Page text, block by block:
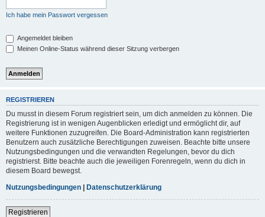
Ich habe mein Passwort vergessen
Angemeldet bleiben
Meinen Online-Status während dieser Sitzung verbergen
REGISTRIEREN
Du musst in diesem Forum registriert sein, um dich anmelden zu können. Die
Registrierung ist in wenigen Augenblicken erledigt und ermöglicht dir, auf
weitere Funktionen zuzugreifen. Die Board-Administration kann registrierten
Benutzern auch zusätzliche Berechtigungen zuweisen. Beachte bitte unsere
Nutzungsbedingungen und die verwandten Regelungen, bevor du dich
registrierst. Bitte beachte auch die jeweiligen Forenregeln, wenn du dich in
diesem Board bewegst.
Nutzungsbedingungen | Datenschutzerklärung
Registrieren